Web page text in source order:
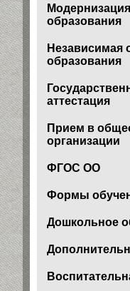
образования
Независимая
образования
аттестация
Прием в
организации
ФГОС ОО
Формы
Дошкольное